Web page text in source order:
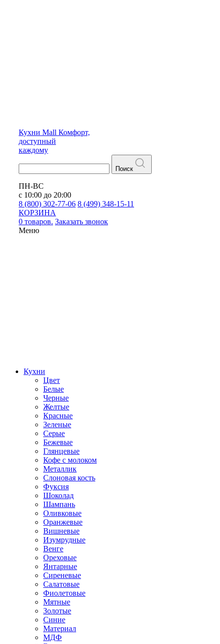
Кухни Mall Комфорт,
доступный
каждому
Поиск
ПН-ВС
с 10:00 до 20:00
8 (800) 302-77-06 8 (499) 348-15-11
КОРЗИНА
0 товаров. Заказать звонок
Меню
Кухни
Цвет
Белые
Черные
Желтые
Красные
Зеленые
Серые
Бежевые
Глянцевые
Кофе с молоком
Металлик
Слоновая кость
Фуксия
Шоколад
Шампань
Оливковые
Оранжевые
Вишневые
Изумрудные
Венге
Ореховые
Янтарные
Сиреневые
Салатовые
Фиолетовые
Мятные
Золотые
Синие
Материал
МДФ